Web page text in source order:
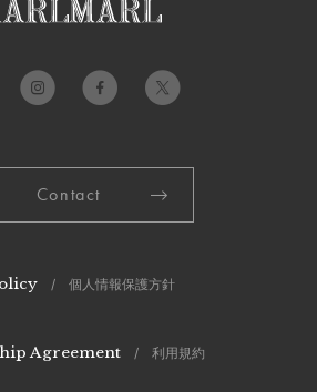
Contact
/ 個人情報保護方針
Agreement / 利用規約